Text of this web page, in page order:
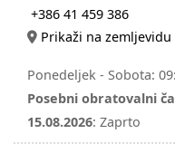
+386 41 459 386
Prikaži na zemljevidu
Ponedeljek - Sobota:
Posebni obratovalni
15.08.2026:Zaprto